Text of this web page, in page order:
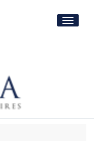
Toggle